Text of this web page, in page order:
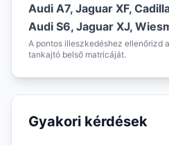
Audi A7, Jaguar XF,
Audi S6, Jaguar XJ,
A pontos illeszkedéshez ellenőrizd
tankajtó belső matricáját.
Gyakori kérdések